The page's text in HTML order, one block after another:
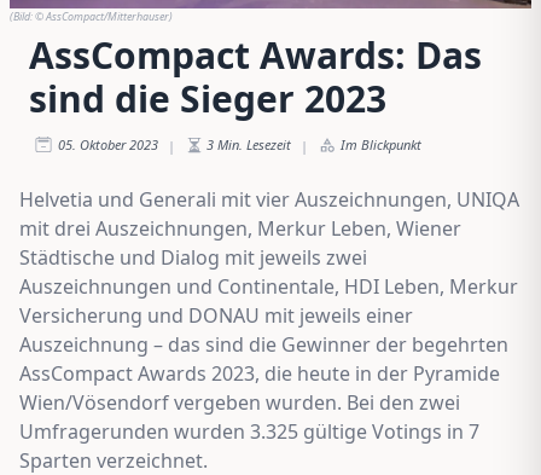
(Bild:© AssCompact/Mitterhauser)
AssCompact Awards: Das
sind die Sieger 2023
05. Oktober 2023 | 3 Min. Lesezeit | Im Blickpunkt
Helvetia und Generali mit vier Auszeichnungen, UNIQA
mit drei Auszeichnungen, Merkur Leben, Wiener
Städtische und Dialog mit jeweils zwei
Auszeichnungen und Continentale, HDI Leben, Merkur
Versicherung und DONAU mit jeweils einer
Auszeichnung – das sind die Gewinner der begehrten
AssCompact Awards 2023, die heute in der Pyramide
Wien/Vösendorf vergeben wurden. Bei den zwei
Umfragerunden wurden 3.325 gültige Votings in 7
Sparten verzeichnet.